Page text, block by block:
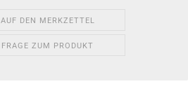
AUF DEN MERKZETTEL
FRAGE ZUM PRODUKT